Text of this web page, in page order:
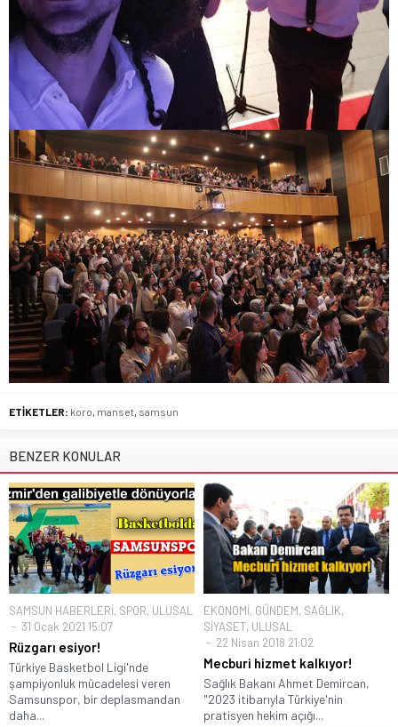
ETİKETLER: koro manset samsun
BENZER KONULAR
SAMSUN HABERLERİ, SPOR, ULUSAL
31 Ocak 2021 15:07
Rüzgarı esiyor!
Türkiye Basketbol Ligi'nde
şampiyonluk mücadelesi veren
Samsunspor, bir deplasmandan
daha...
EKONOMİ, GÜNDEM, SAĞLIK,
SİYASET, ULUSAL
22 Nisan 2018 21:02
Mecburi hizmet kalkıyor!
Sağlık Bakanı Ahmet Demircan,
"2023 itibarıyla Türkiye'nin
pratisyen hekim açığı...